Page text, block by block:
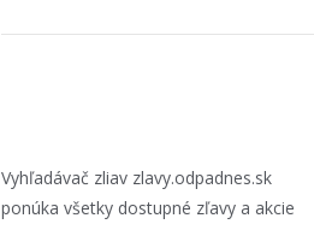
Vyhľadávač zliav zlavy.odpadnes.sk
ponúka všetky dostupné zľavy a akcie